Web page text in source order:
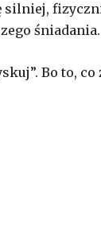
silniej,
Bo to,